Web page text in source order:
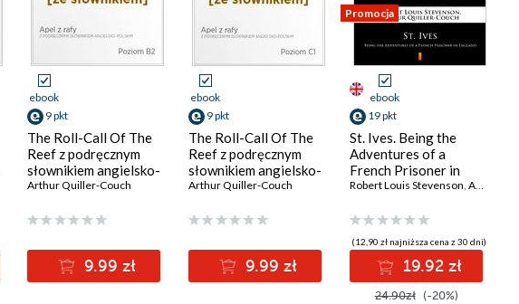
ebook
9 pkt
The Roll-Call Of The
Reef z podręcznym
słownikiem angielsko-
polskim. Poziom B2
Arthur Quiller-Couch
9.99 zł
ebook
9 pkt
The Roll-Call Of The
Reef z podręcznym
słownikiem angielsko-
polskim. Poziom C1
Arthur Quiller-Couch
9.99 zł
Promocja
ebook
19 pkt
St. Ives. Being the
Adventures of a
French Prisoner in
England
Robert Louis Stevenson, Arthur Quiller-Couch
(12,90 zł najniższa cena z 30 dni)
19.92 zł
24.90zł (-20%)